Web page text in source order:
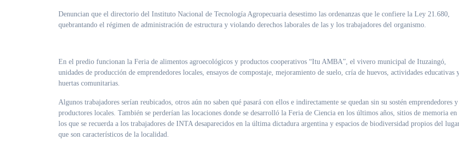
Denuncian que el directorio del Instituto Nacional de Tecnología Agropecuaria desestimo las ordenanzas que le confiere la Ley 21.680,
quebrantando el régimen de administración de estructura y violando derechos laborales de las y los trabajadores del organismo.
En el predio funcionan la Feria de alimentos agroecológicos y productos cooperativos “Itu AMBA”, el vivero municipal de Ituzaingó,
unidades de producción de emprendedores locales, ensayos de compostaje, mejoramiento de suelo, cría de huevos, actividades educativas
huertas comunitarias.
Algunos trabajadores serían reubicados, otros aún no saben qué pasará con ellos e indirectamente se quedan sin su sostén emprendedores y
productores locales. También se perderían las locaciones donde se desarrolló la Feria de Ciencia en los últimos años, sitios de memoria en
los que se recuerda a los trabajadores de INTA desaparecidos en la última dictadura argentina y espacios de biodiversidad propios del
que son característicos de la localidad.